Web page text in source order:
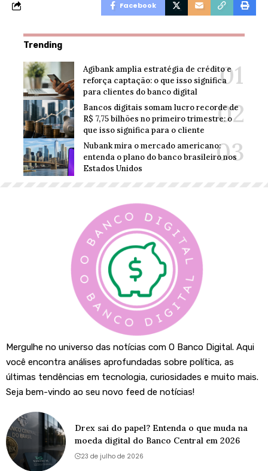
Facebook
Trending
Agibank amplia estratégia de crédito e
reforça captação: o que isso significa
para clientes do banco digital
Bancos digitais somam lucro recorde de
R$ 7,75 bilhões no primeiro trimestre: o
que isso significa para o cliente
Nubank mira o mercado americano:
entenda o plano do banco brasileiro nos
Estados Unidos
Mergulhe no universo das notícias com O Banco Digital. Aqui
você encontra análises aprofundadas sobre política, as
últimas tendências em tecnologia, curiosidades e muito mais.
Seja bem-vindo ao seu novo feed de notícias!
Drex sai do papel? Entenda o que muda na
moeda digital do Banco Central em 2026
23 de julho de 2026